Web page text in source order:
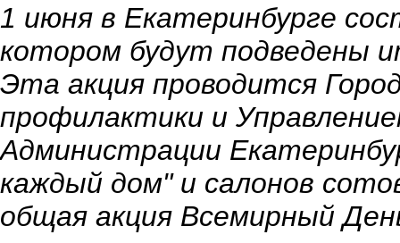
1 июня в Екатеринбурге
котором будут подведены
Эта акция проводится
профилактики и
Администрации
каждый дом" и салонов
общая акция Всемирный